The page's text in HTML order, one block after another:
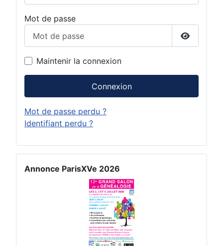
Mot de passe
Afficher
Maintenir la connexion
Connexion
Mot de passe perdu ?
Identifiant perdu ?
Annonce ParisXVe 2026